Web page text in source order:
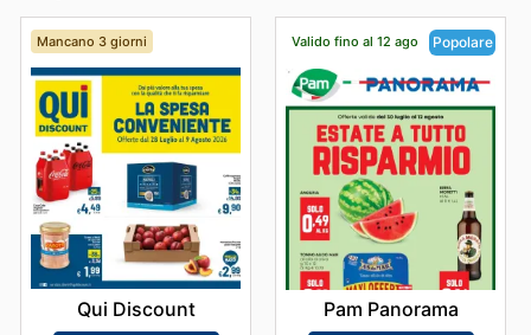
Mancano 3 giorni
Qui Discount
Valido fino al 12 ago Popolare
Pam Panorama